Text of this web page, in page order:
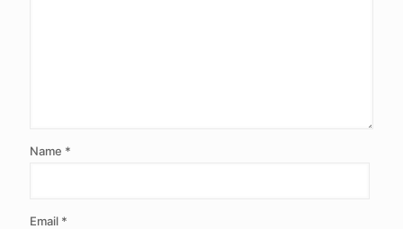
Name *
Email *